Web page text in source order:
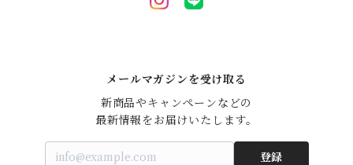
メールマガジンを受け取る
新商品やキャンペーンなどの
最新情報をお届けいたします。
登録